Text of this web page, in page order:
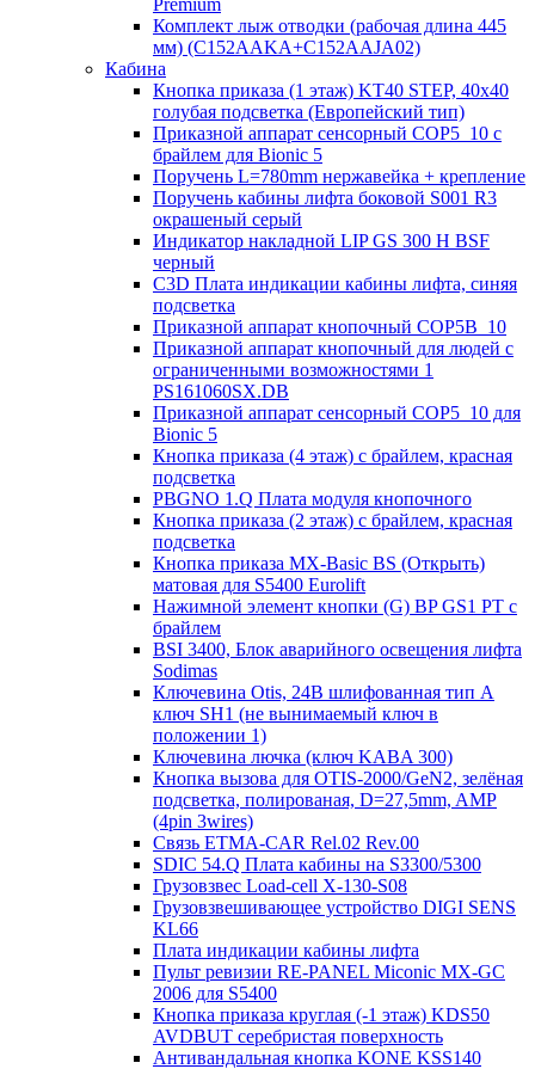
Premium
Комплект лыж отводки (рабочая длина 445
мм) (C152AAKA+C152AAJA02)
Кабина
Кнопка приказа (1 этаж) KT40 STEP, 40х40
голубая подсветка (Европейский тип)
Приказной аппарат сенсорный COP5_10 с
брайлем для Bionic 5
Поручень L=780mm нержавейка + крепление
Поручень кабины лифта боковой S001 R3
окрашеный серый
Индикатор накладной LIP GS 300 H BSF
черный
C3D Плата индикации кабины лифта, синяя
подсветка
Приказной аппарат кнопочный COP5B_10
Приказной аппарат кнопочный для людей с
ограниченными возможностями 1
PS161060SX.DB
Приказной аппарат сенсорный COP5_10 для
Bionic 5
Кнопка приказа (4 этаж) с брайлем, красная
подсветка
PBGNO 1.Q Плата модуля кнопочного
Кнопка приказа (2 этаж) с брайлем, красная
подсветка
Кнопка приказа MX-Basic BS (Открыть)
матовая для S5400 Eurolift
Нажимной элемент кнопки (G) BP GS1 PT с
брайлем
BSI 3400, Блок аварийного освещения лифта
Sodimas
Ключевина Otis, 24В шлифованная тип А
ключ SH1 (не вынимаемый ключ в
положении 1)
Ключевина лючка (ключ KABA 300)
Кнопка вызова для OTIS-2000/GeN2, зелёная
подсветка, полированая, D=27,5mm, AMP
(4pin 3wires)
Связь ETMA-CAR Rel.02 Rev.00
SDIC 54.Q Плата кабины на S3300/5300
Грузовзвес Load-cell X-130-S08
Грузовзвешивающее устройство DIGI SENS
KL66
Плата индикации кабины лифта
Пульт ревизии RE-PANEL Miconic MX-GC
2006 для S5400
Кнопка приказа круглая (-1 этаж) KDS50
AVDBUT серебристая поверхность
Антивандальная кнопка KONE KSS140